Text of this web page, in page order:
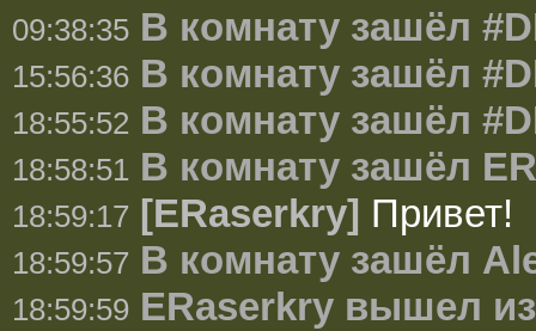
09:38:35 В комнату зашёл
15:56:36 В комнату зашёл
18:55:52 В комнату зашёл
18:58:51 В комнату зашёл
18:59:17 [ERaserkry] Привет!
18:59:57 В комнату зашёл
18:59:59 ERaserkry вышел